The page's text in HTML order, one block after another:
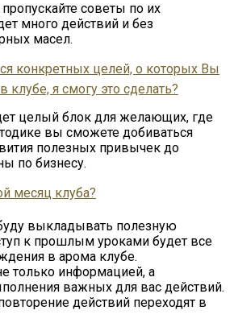
советы по их
много действий и без
масел.
конкретных целей, о которых Вы
клубе, я смогу это сделать?
целый блок для желающих, где
вы сможете добиваться
полезных привычек до
по бизнесу.
месяц клуба?
выкладывать полезную
к прошлым уроками будет все
в арома клубе.
только информацией, а
важных для вас действий.
действий переходят в